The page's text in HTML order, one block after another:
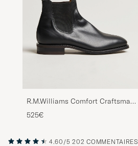
R.M.Williams Comfort Craftsman
G Boot Yearling Black
525€
4.60/5 202 COMMENTAIRES